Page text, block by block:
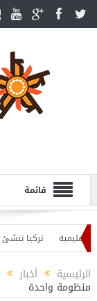
قائمة
تركيا تنشئ 3 مستشفيات في مناطق درع الفرات بسوريا
الرئيسية أخبار
منظومة واحدة